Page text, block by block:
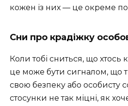
кожен із них — це окреме
Сни про крадіжку
Коли тобі сниться, що хтось
це може бути сигналом, що
свою безпеку або особисту
стосунки не так міцні, як